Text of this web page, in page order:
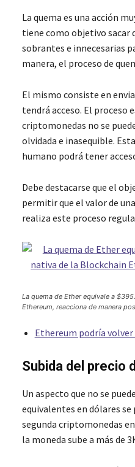
La quema es una acción
tiene como objetivo sacar
sobrantes e innecesarias
manera, el proceso de
El mismo consiste en
tendrá acceso. El proceso
criptomonedas no se
olvidada e inasequible.
humano podrá tener
Debe destacarse que el
permitir que el valor de
realiza este proceso
La quema de Ether equivale a
Ethereum, reacciona de manera
Ethereum podría
Subida del precio
Un aspecto que no se
equivalentes en dólares
segunda criptomonedas
la moneda sube a más de